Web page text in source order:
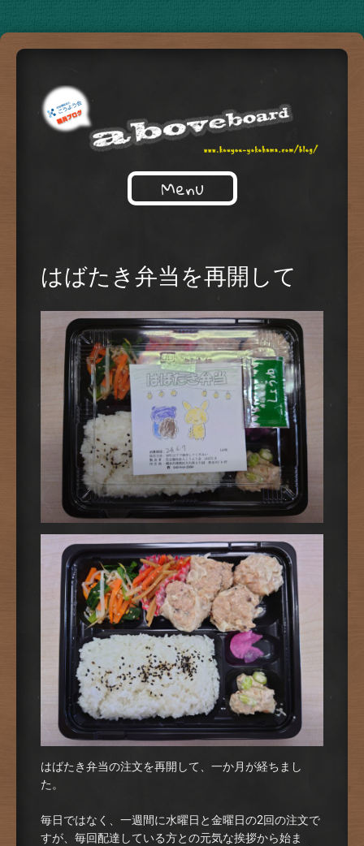
ABOVEBORD
Just another WordPress site
Menu
はばたき弁当を再開して
はばたき弁当の注文を再開して、一か月が経ちまし
た。
毎日ではなく、一週間に水曜日と金曜日の2回の注文で
すが、毎回配達している方との元気な挨拶から始ま